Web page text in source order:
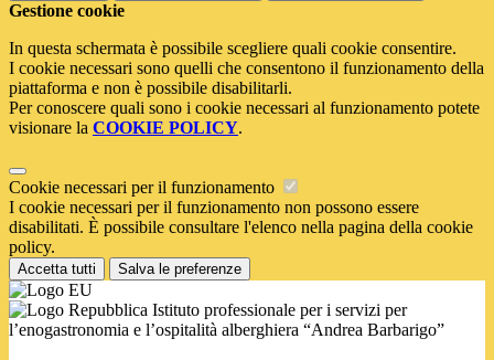
Gestione cookie
In questa schermata è possibile scegliere quali cookie consentire.
I cookie necessari sono quelli che consentono il funzionamento della
piattaforma e non è possibile disabilitarli.
Per conoscere quali sono i cookie necessari al funzionamento potete
visionare la COOKIE POLICY.
Cookie necessari per il funzionamento
I cookie necessari per il funzionamento non possono essere
disabilitati. È possibile consultare l'elenco nella pagina della cookie
policy.
Accetta tutti Salva le preferenze
Istituto professionale per i servizi per
l’enogastronomia e l’ospitalità alberghiera “Andrea Barbarigo”